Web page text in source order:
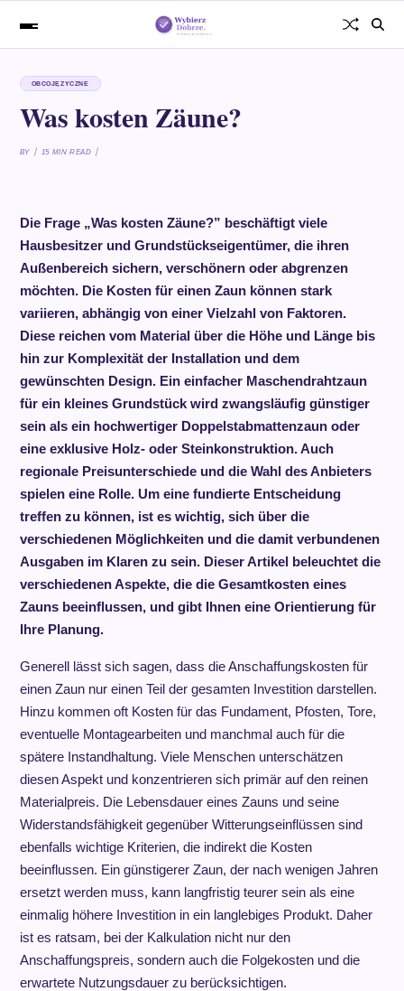
OBCOJĘZYCZNE
Was kosten Zäune?
BY 15 MIN READ
Die Frage „Was kosten Zäune?” beschäftigt viele
Hausbesitzer und Grundstückseigentümer, die ihren
Außenbereich sichern, verschönern oder abgrenzen
möchten. Die Kosten für einen Zaun können stark
variieren, abhängig von einer Vielzahl von Faktoren.
Diese reichen vom Material über die Höhe und Länge bis
hin zur Komplexität der Installation und dem
gewünschten Design. Ein einfacher Maschendrahtzaun
für ein kleines Grundstück wird zwangsläufig günstiger
sein als ein hochwertiger Doppelstabmattenzaun oder
eine exklusive Holz- oder Steinkonstruktion. Auch
regionale Preisunterschiede und die Wahl des Anbieters
spielen eine Rolle. Um eine fundierte Entscheidung
treffen zu können, ist es wichtig, sich über die
verschiedenen Möglichkeiten und die damit verbundenen
Ausgaben im Klaren zu sein. Dieser Artikel beleuchtet die
verschiedenen Aspekte, die die Gesamtkosten eines
Zauns beeinflussen, und gibt Ihnen eine Orientierung für
Ihre Planung.
Generell lässt sich sagen, dass die Anschaffungskosten für
einen Zaun nur einen Teil der gesamten Investition darstellen.
Hinzu kommen oft Kosten für das Fundament, Pfosten, Tore,
eventuelle Montagearbeiten und manchmal auch für die
spätere Instandhaltung. Viele Menschen unterschätzen
diesen Aspekt und konzentrieren sich primär auf den reinen
Materialpreis. Die Lebensdauer eines Zauns und seine
Widerstandsfähigkeit gegenüber Witterungseinflüssen sind
ebenfalls wichtige Kriterien, die indirekt die Kosten
beeinflussen. Ein günstigerer Zaun, der nach wenigen Jahren
ersetzt werden muss, kann langfristig teurer sein als eine
einmalig höhere Investition in ein langlebiges Produkt. Daher
ist es ratsam, bei der Kalkulation nicht nur den
Anschaffungspreis, sondern auch die Folgekosten und die
erwartete Nutzungsdauer zu berücksichtigen.